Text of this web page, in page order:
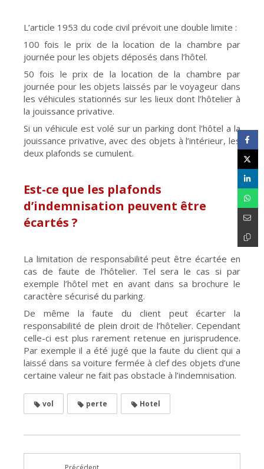
L’article 1953 du code civil prévoit une double limite :
100 fois le prix de la location de la chambre par
journée pour les objets déposés dans l’hôtel.
50 fois le prix de la location de la chambre par
journée pour les objets laissés par le voyageur dans
les véhicules stationnés sur les lieux dont l’hôtelier à
la jouissance privative.
Si un véhicule est volé sur un parking dont l’hôtel a la
jouissance privative, avec des objets à l’intérieur, les
deux plafonds se cumulent.
Est-ce que les plafonds
d’indemnisation peuvent être
écartés ?
La limitation de responsabilité peut être écartée en
cas de faute de l’hôtelier. Tel sera le cas si par
exemple l’hôtel met en avant dans sa brochure le
caractère sécurisé du parking.
De même la faute du client peut écarter la
responsabilité de plein droit de l’hôtelier. Cependant
celle-ci est plus rarement retenue en jurisprudence.
Par exemple il a été jugé que la faute du client qui a
laissé dans sa voiture fermée à clef des objets d’une
certaine valeur ne fait pas obstacle à l’indemnisation.
vol perte Hotel